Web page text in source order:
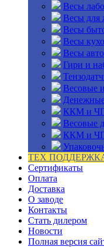
Весы
Весы для
Весы
Весы
Весы
Гири и
Весовые
ККМ и
Весовые
ККМ и
ТЕХ
Сертификаты
Оплата
Доставка
О заводе
Контакты
Стать дилером
Новости
Полная версия